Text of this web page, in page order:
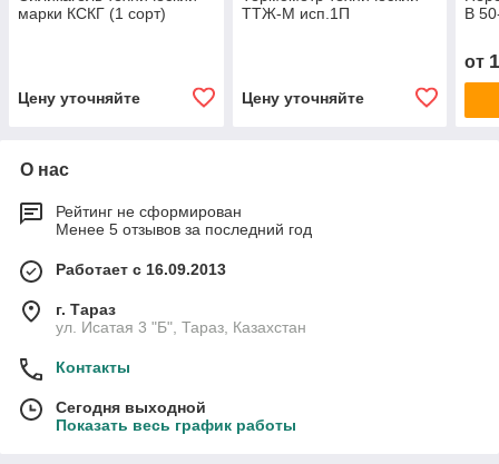
марки КСКГ (1 сорт)
Цену уточняйте
ТТЖ-М исп.1П
Цену уточняйте
В
от
О нас
Рейтинг не сформирован
Менее 5 отзывов за последний год
Работает с 16.09.2013
г. Тараз
ул. Исатая 3 "Б", Тараз, Казахстан
Контакты
Сегодня выходной
Показать весь график работы